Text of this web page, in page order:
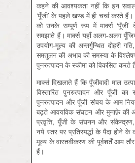
कहने की आवश्यकता नहीं कि इन
‘पूँजी’ के पहले खण्ड में ही चर्चा करते
को उनके सम्पूर्ण रूप में मार्क्स
समझाते हैं। मार्क्स यहाँ अलग-अलग
उपयोग-मूल्य की अन्तर्गुन्थित दोहरी
समतुलन की अभाव की समस्या के
पुनरुत्पादन के स्कीमा को विकसित करते
मार्क्स दिखलाते हैं कि पूँजीवादी माल
विस्तारित पुनरुत्पादन और पूँजी का
पुनरुत्पादन और पूँजी संचय के आम
बढ़ते आवयविक संघटन और मुनाफ़े की
प्रवृत्ति, पूँजी के संघनन और संकेन्द्रण,
नये स्तर पर प्रतिस्पर्द्धा के पैदा होने के
मूल्य के वास्तवीकरण की पूर्वशर्तें आम तौर
हैं।